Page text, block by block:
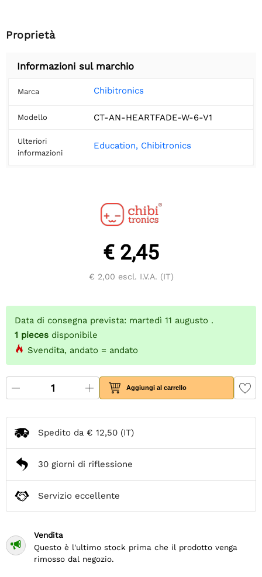
Proprietà
Informazioni sul marchio
Marca Chibitronics
Modello CT-AN-HEARTFADE-W-6-V1
Ulteriori
informazioni
Education, Chibitronics
€ 2,45
€ 2,00 escl. I.V.A. (IT)
Data di consegna prevista: martedì 11 augusto .
1 pieces disponibile
Svendita, andato = andato
Aggiungi al carrello
Spedito da € 12,50 (IT)
30 giorni di riflessione
Servizio eccellente

Vendita
Questo è l'ultimo stock prima che il prodotto venga
rimosso dal negozio.